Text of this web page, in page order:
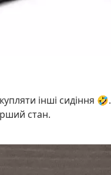
інші сидіння 🤣.
стан.